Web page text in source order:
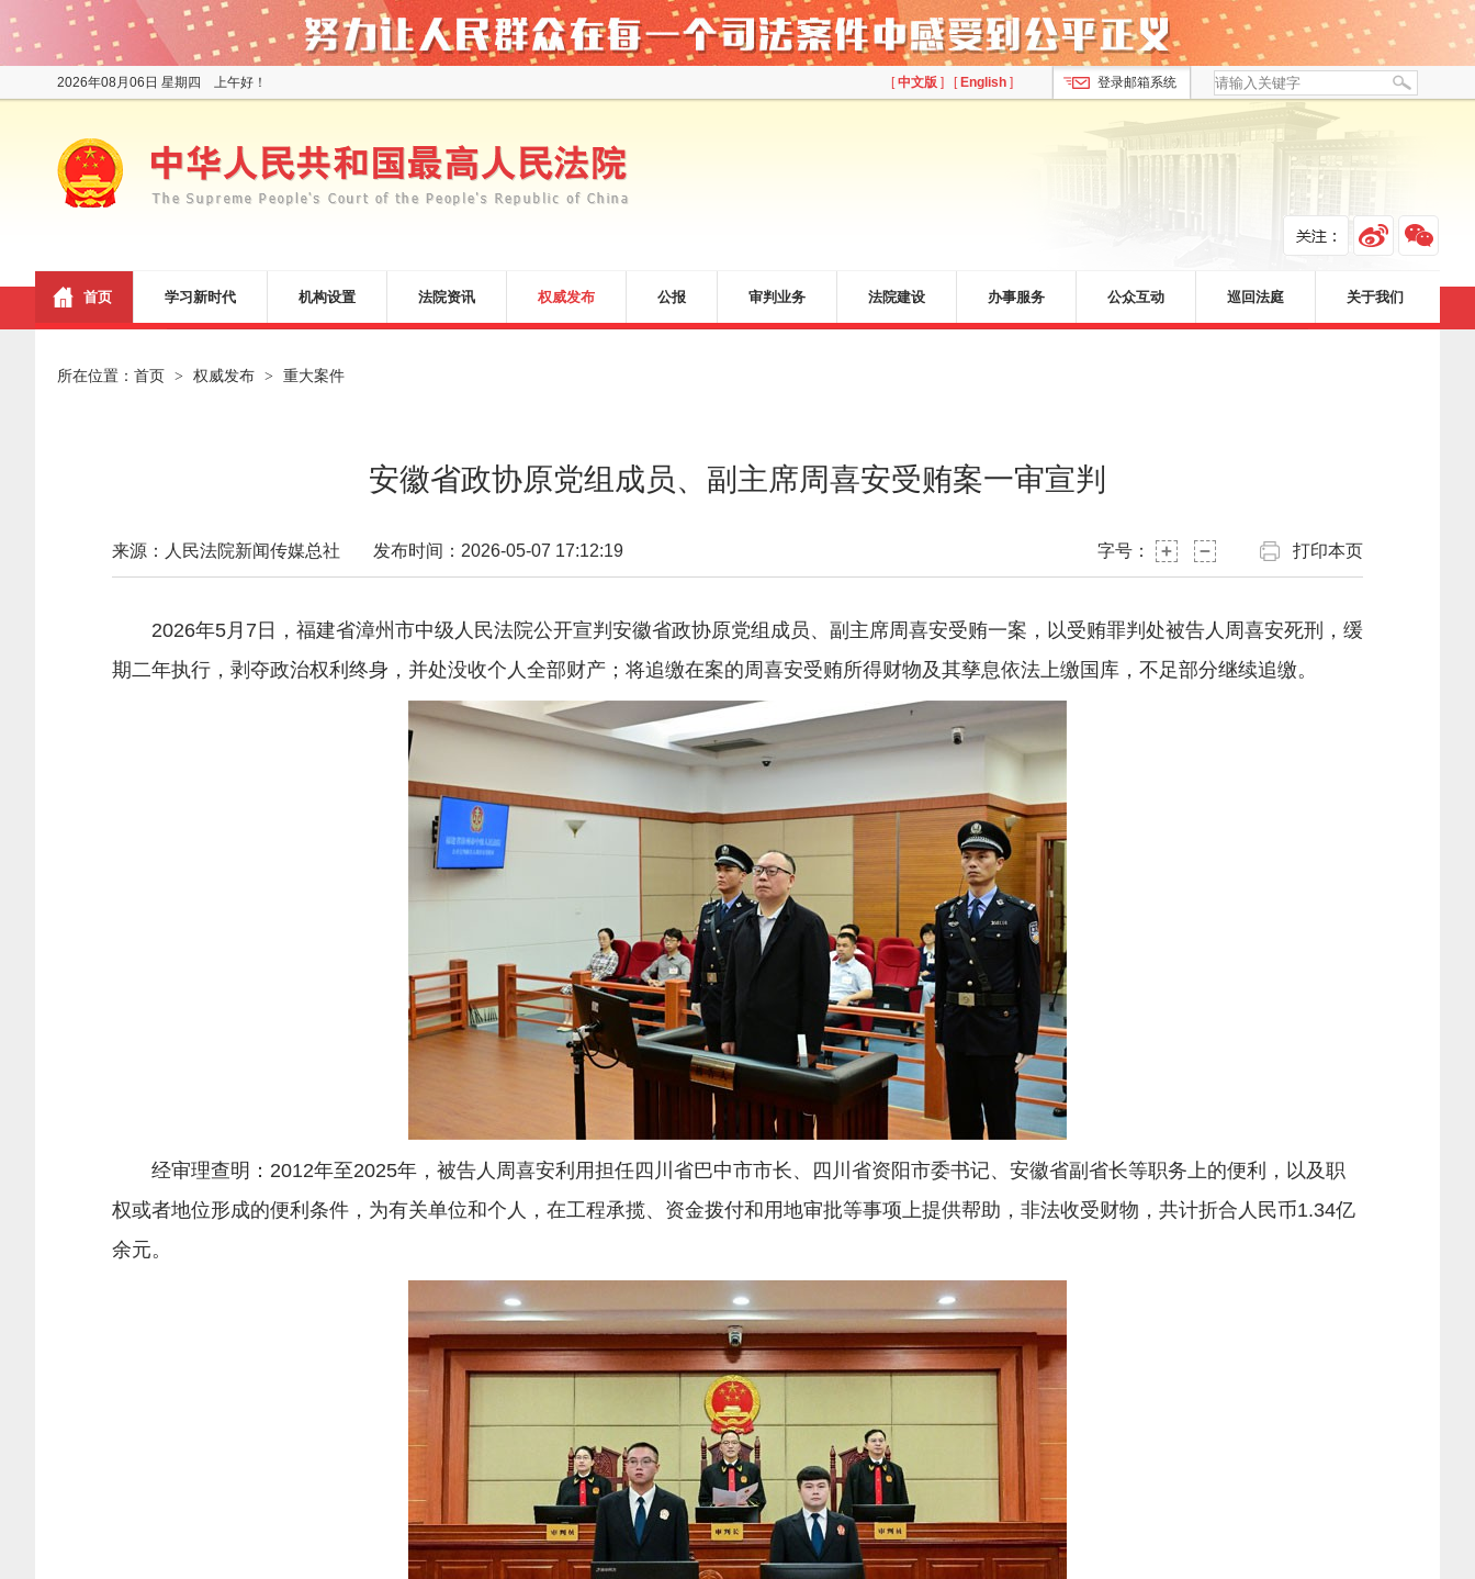
[中文版 ] [ English ]
2026年08月06日 星期四 上午好！ 登录邮箱系统
首页 学习新时代 机构设置 法院资讯 权威发布 公报 审判业务 法院建设 办事服务 公众互动 巡回法庭 关于我们
所在位置： 首页 > 权威发布 > 重大案件
安徽省政协原党组成员、副主席周喜安受贿案一审宣判
来源：人民法院新闻传媒总社 发布时间：2026-05-07 17:12:19 字号： 打印本页
2026年5月7日，福建省漳州市中级人民法院公开宣判安徽省政协原党组成员、副主席周喜安受贿一案，以受贿罪判处被告人周喜安死刑，缓
期二年执行，剥夺政治权利终身，并处没收个人全部财产；将追缴在案的周喜安受贿所得财物及其孳息依法上缴国库，不足部分继续追缴。
经审理查明：2012年至2025年，被告人周喜安利用担任四川省巴中市市长、四川省资阳市委书记、安徽省副省长等职务上的便利，以及职
权或者地位形成的便利条件，为有关单位和个人，在工程承揽、资金拨付和用地审批等事项上提供帮助，非法收受财物，共计折合人民币1.34亿
余元。